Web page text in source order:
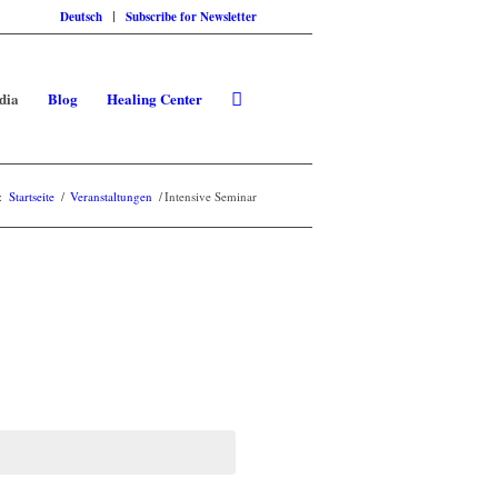
Deutsch Subscribe for Newsletter
Blog Healing Center
Startseite / Veranstaltungen /Intensive Seminar